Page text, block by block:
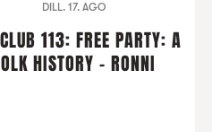
DILL. 17. AGO
113: FREE PARTY: A
HISTORY - RONNI